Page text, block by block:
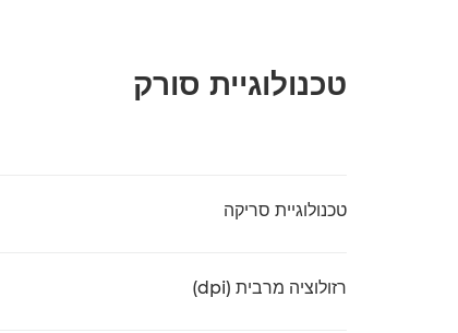
טכנולוגיית סורק
טכנולוגיית סריקה
רזולוציה מרבית (dpi)